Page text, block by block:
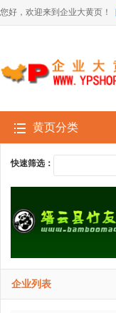
您好，欢迎来到企业大黄页！
黄页分类
快速筛选：
企业列表